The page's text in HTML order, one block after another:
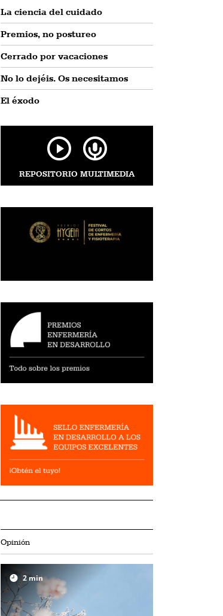
La ciencia del cuidado
Premios, no postureo
Cerrado por vacaciones
No lo dejéis. Os necesitamos
El éxodo
REPOSITORIO MULTIMEDIA
Opinión
2min